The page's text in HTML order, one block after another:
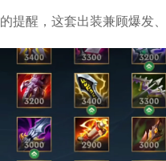
提醒，这套出装兼顾爆发